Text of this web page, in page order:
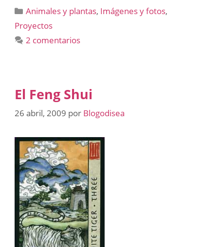
Categorías
Animales y plantas, Imágenes y fotos,
Proyectos
2 comentarios
El Feng Shui
26 abril, 2009 por Blogodisea